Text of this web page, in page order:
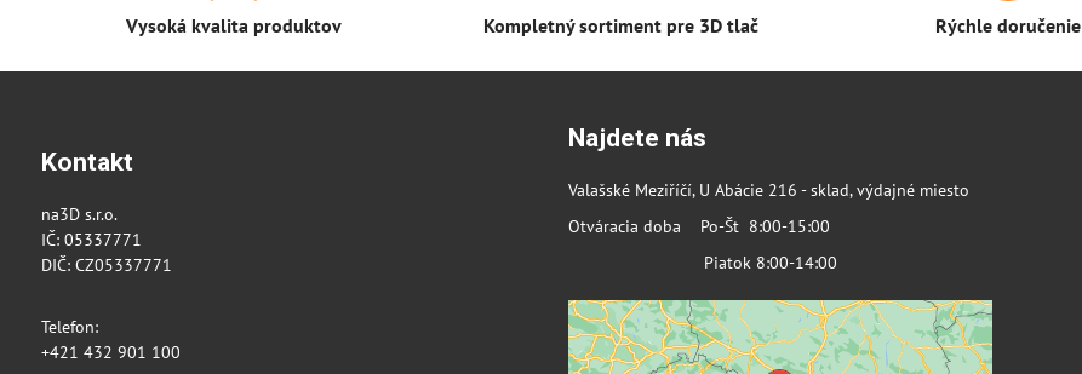
Vysoká kvalita produktov Kompletný sortiment pre 3D tlač Rýchle doručenie
Kontakt
na3D s.r.o.
IČ: 05337771
DIČ: CZ05337771
Telefon:
+421 432 901 100
Najdete nás
Valašské Meziříčí, U Abácie 216 - sklad, výdajné miesto
Otváracia doba Po-Št 8:00-15:00
Piatok 8:00-14:00